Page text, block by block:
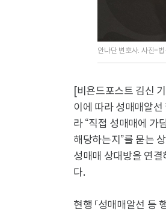
안나단 변호사. 사진=
[비욘드포스트 김신
이에 따라 성매매알
라 “직접 성매매에 가
해당하는지”를 묻는
성매매 상대방을 연
다.
현행 「성매매알선 등